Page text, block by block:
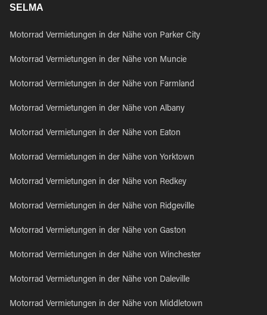
SELMA
Motorrad Vermietungen in der Nähe von Parker City
Motorrad Vermietungen in der Nähe von Muncie
Motorrad Vermietungen in der Nähe von Farmland
Motorrad Vermietungen in der Nähe von Albany
Motorrad Vermietungen in der Nähe von Eaton
Motorrad Vermietungen in der Nähe von Yorktown
Motorrad Vermietungen in der Nähe von Redkey
Motorrad Vermietungen in der Nähe von Ridgeville
Motorrad Vermietungen in der Nähe von Gaston
Motorrad Vermietungen in der Nähe von Winchester
Motorrad Vermietungen in der Nähe von Daleville
Motorrad Vermietungen in der Nähe von Middletown